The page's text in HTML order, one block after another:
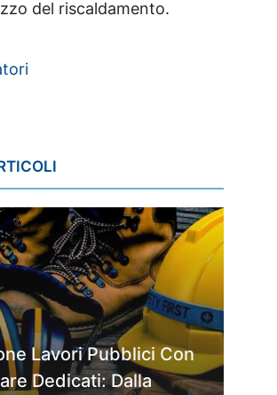
del riscaldamento.
Lavori Pubblici Con
Dedicati: Dalla